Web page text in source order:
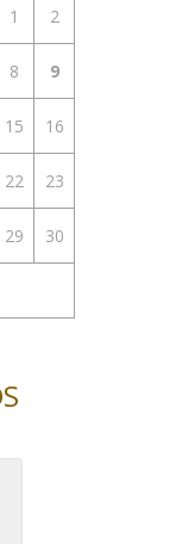
1 2
8 9
15 16
22 23
29 30